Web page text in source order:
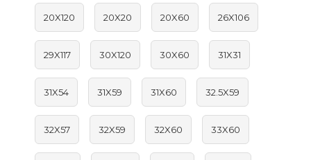
20X120 20X20 20X60 26X106
29X117 30X120 30X60 31X31
31X54 31X59 31X60 32.5X59
32X57 32X59 32X60 33X60